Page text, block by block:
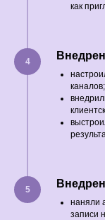
как
каналов;
наняли
записи